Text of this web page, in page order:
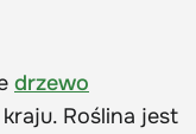
drzewo
Roślina jest